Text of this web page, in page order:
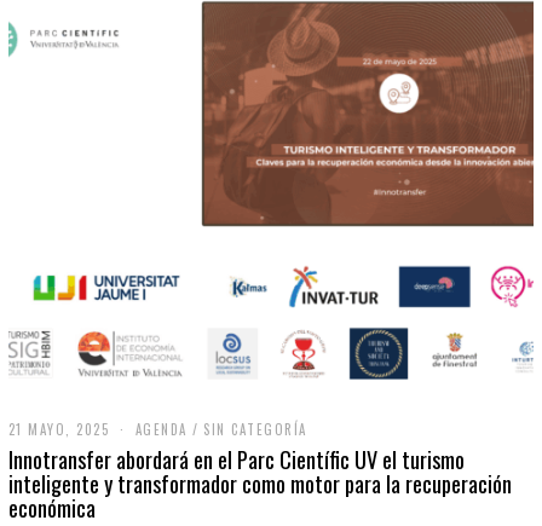
21 MAYO, 2025
M
A
Y
AGENDA / SIN CATEGORÍA
Innotransfer abordará en el Parc Científic UV el turismo
inteligente y transformador como motor para la recuperación
económica